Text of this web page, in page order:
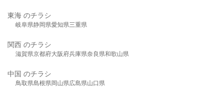
東海 のチラシ
岐阜県静岡県愛知県三重県
関西 のチラシ
滋賀県京都府大阪府兵庫県奈良県和歌山県
中国 のチラシ
鳥取県島根県岡山県広島県山口県